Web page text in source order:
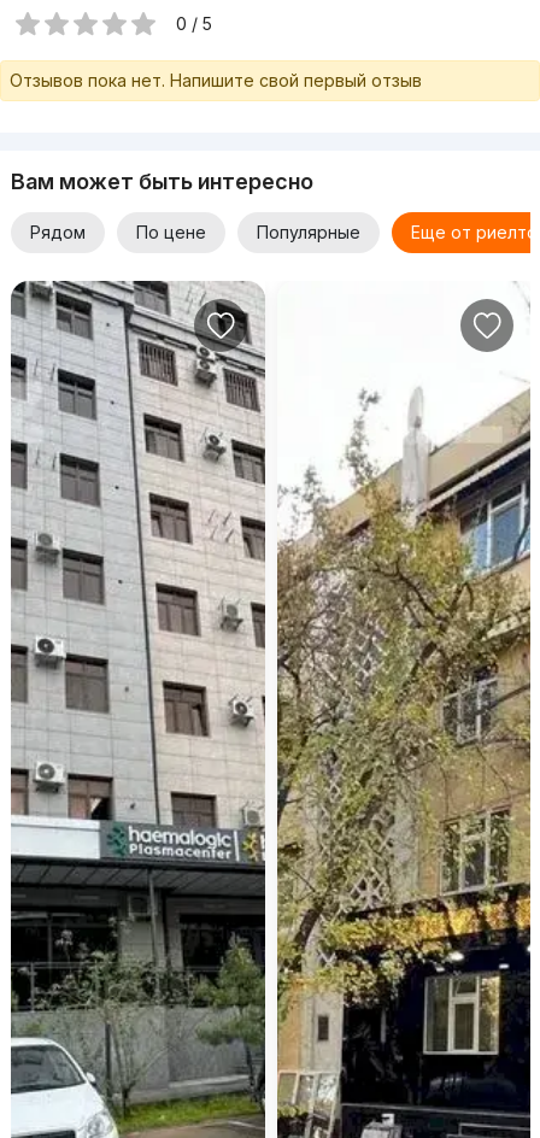
0 / 5
Отзывов пока нет. Напишите свой первый отзыв
Вам может быть интересно
Рядом По цене Популярные Еще от